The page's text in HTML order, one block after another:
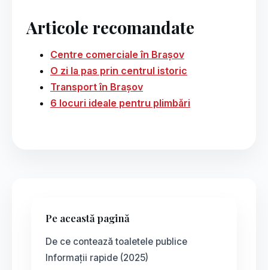
Articole recomandate
Centre comerciale în Brașov
O zi la pas prin centrul istoric
Transport în Brașov
6 locuri ideale pentru plimbări
Pe această pagină
De ce contează toaletele publice
Informații rapide (2025)